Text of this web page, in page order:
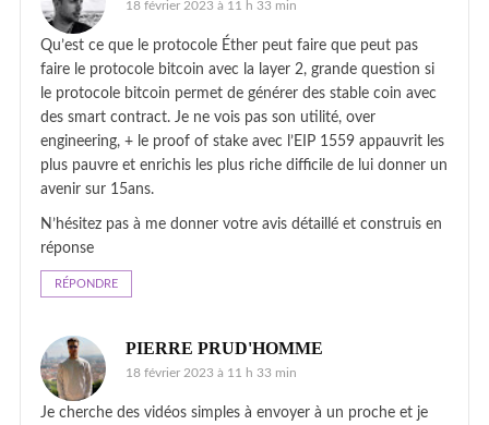
18 février 2023 à 11 h 33 min
Qu’est ce que le protocole Éther peut faire que peut pas
faire le protocole bitcoin avec la layer 2, grande question si
le protocole bitcoin permet de générer des stable coin avec
des smart contract. Je ne vois pas son utilité, over
engineering, + le proof of stake avec l’EIP 1559 appauvrit les
plus pauvre et enrichis les plus riche difficile de lui donner un
avenir sur 15ans.
N’hésitez pas à me donner votre avis détaillé et construis en
réponse
RÉPONDRE
PIERRE PRUD'HOMME
18 février 2023 à 11 h 33 min
Je cherche des vidéos simples à envoyer à un proche et je